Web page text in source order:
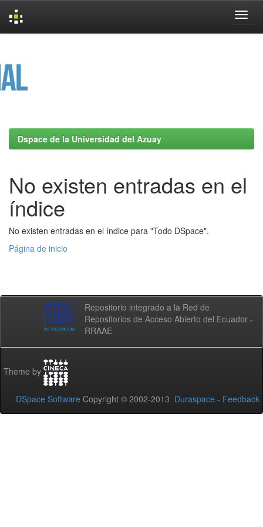
Dspace de la Universidad del Azuay
No existen entradas en el
índice
No existen entradas en el índice para "Todo DSpace".
Página de inicio
Repositorio integrado a la Red de
Repositorios de Acceso Abierto del Ecuador -
RRAAE
Theme by
DSpace Software Copyright © 2002-2013 Duraspace - Feedback